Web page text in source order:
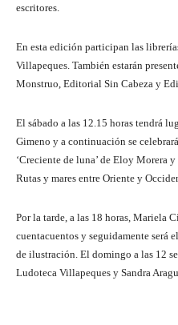
escritores.
En esta edición participan las
Villapeques. También estarán
Monstruo, Editorial Sin Cabeza y
El sábado a las 12.15 horas tendrá
Gimeno y a continuación se
‘Creciente de luna’ de Eloy Morera
Rutas y mares entre Oriente y
Por la tarde, a las 18 horas, Mariela
cuentacuentos y seguidamente será
de ilustración. El domingo a las 12
Ludoteca Villapeques y Sandra